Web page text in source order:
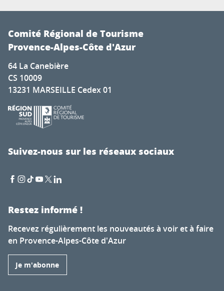
Comité Régional de Tourisme
Provence-Alpes-Côte d'Azur
64 La Canebière
CS 10009
13231 MARSEILLE Cedex 01
Suivez-nous sur les réseaux sociaux
Restez informé !
Recevez régulièrement les nouveautés à voir et à faire
en Provence-Alpes-Côte d'Azur
Je m'abonne